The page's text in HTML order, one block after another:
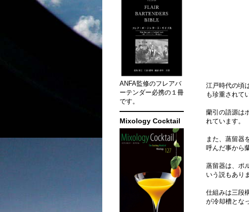
江戸時代の頃
も珍重されて
蘭引の語源は
れています。
また、蒸留器
呼んだ事から
蒸留器は、ポ
いう説もあり
仕組みは三段
が冷却槽とな
ANFA監修のフレアバ
ーテンダー必携の１冊
です。
Mixology Cocktail